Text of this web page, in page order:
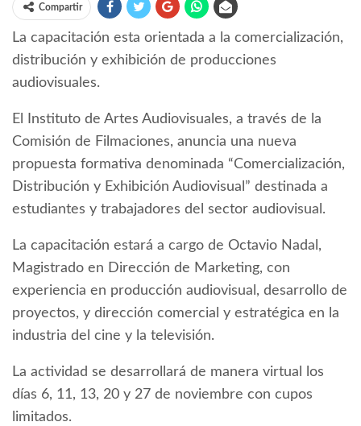
Compartir
La capacitación esta orientada a la comercialización,
distribución y exhibición de producciones
audiovisuales.
El Instituto de Artes Audiovisuales, a través de la
Comisión de Filmaciones, anuncia una nueva
propuesta formativa denominada “Comercialización,
Distribución y Exhibición Audiovisual” destinada a
estudiantes y trabajadores del sector audiovisual.
La capacitación estará a cargo de Octavio Nadal,
Magistrado en Dirección de Marketing, con
experiencia en producción audiovisual, desarrollo de
proyectos, y dirección comercial y estratégica en la
industria del cine y la televisión.
La actividad se desarrollará de manera virtual los
días 6, 11, 13, 20 y 27 de noviembre con cupos
limitados.